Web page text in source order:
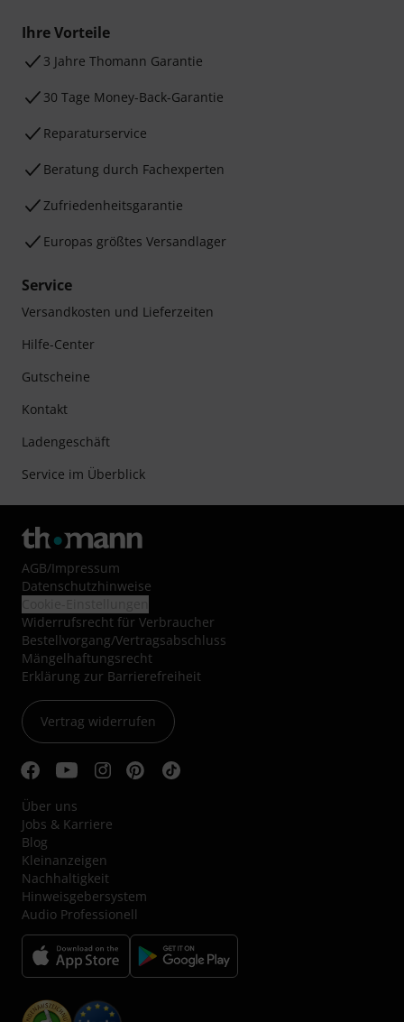
Ihre Vorteile
3 Jahre Thomann Garantie
30 Tage Money-Back-Garantie
Reparaturservice
Beratung durch Fachexperten
Zufriedenheitsgarantie
Europas größtes Versandlager
Service
Versandkosten und Lieferzeiten
Hilfe-Center
Gutscheine
Kontakt
Ladengeschäft
Service im Überblick
AGB/Impressum
Datenschutzhinweise
Widerrufsrecht für Verbraucher
Bestellvorgang/Vertragsabschluss
Mängelhaftungsrecht
Erklärung zur Barrierefreiheit
Vertrag widerrufen
Über uns
Jobs & Karriere
Blog
Kleinanzeigen
Nachhaltigkeit
Hinweisgebersystem
Audio Professionell